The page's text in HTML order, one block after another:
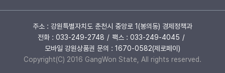
주소 : 강원특별자치도 춘천시 중앙로 1(봉의동) 경제정책과
전화 : 033-249-2748
팩스 : 033-249-4045
모바일 강원상품권 문의 : 1670-0582(제로페이)
Copyright(C) 2016 GangWon State, All rights reserved.